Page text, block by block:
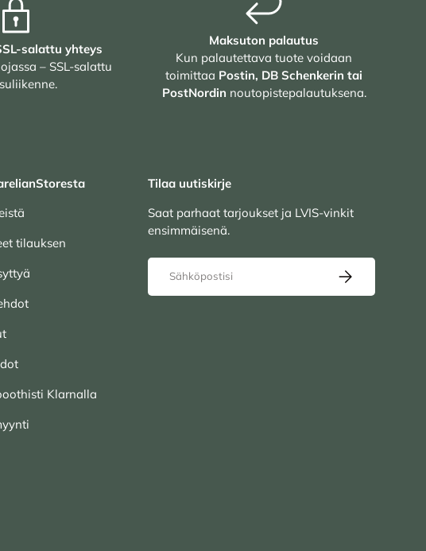
salattu yhteys
– SSL-salattu
Maksuton palautus
Kun palautettava tuote voidaan
toimittaa Postin, DB Schenkerin tai
PostNordin noutopistepalautuksena.
tilauksen
Klarnalla
Tilaa uutiskirje
Saat parhaat tarjoukset ja LVIS-vinkit
ensimmäisenä.
Sähköposti
TILAA